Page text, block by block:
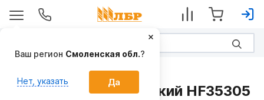
Фильтр гидравлический HF35305
Ваш регион Смоленская обл.?
Нет, указать Да